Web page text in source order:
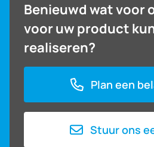
Benieuwd wat voor
voor uw product
realiseren?
Plan een
Stuur ons